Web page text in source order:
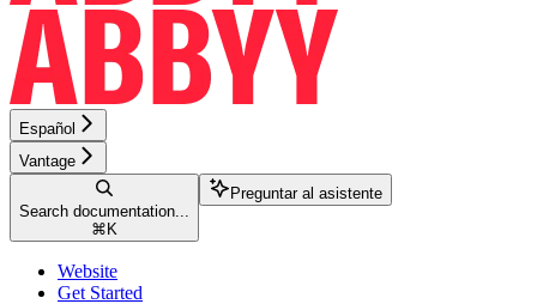
Español
Vantage
Search documentation...
⌘ K
Preguntar al asistente
Website
Get Started